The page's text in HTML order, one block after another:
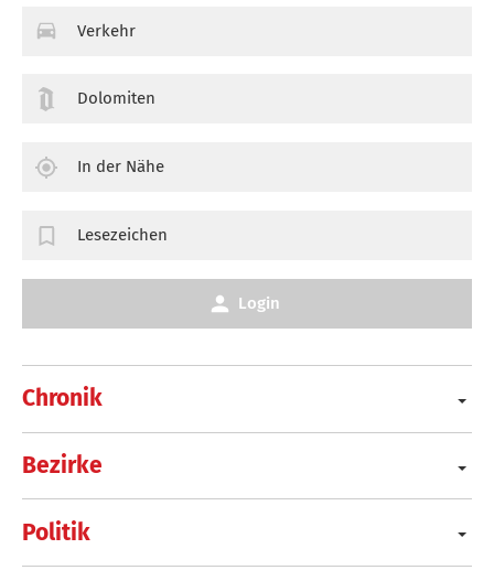
Chronik
Bezirke
Politik
Verkehr
Dolomiten
In der Nähe
Lesezeichen
Login